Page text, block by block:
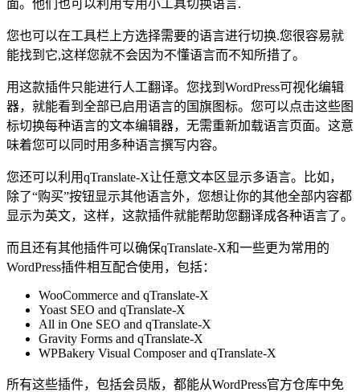
面。他们也可以利用专用小工具切换语言.
您也可以在工具栏上方选择需要的语言进行切换.您很容易就
能找到它,这样您就不会因为不懂语言而不知所措了。
用这款插件只能进行人工翻译。您找到WordPress可视化编辑
器，就能看到全部已启用语言的国旗图标。您可以点击这些图
标切换每种语言的文本编辑器，无需重新加载语言页面。这意
味着您可以同时用多种语言撰写内容。
您还可以利用qTranslate-Х让任意文本区显示多语言。比如，
除了“购买”按钮显示其他语言外，您想让你的其他全部内容都
显示为英文，这样，这款插件就能帮助您翻译成各种语言了。
而且还有其他插件可以确保qTranslate-X和一些更为常用的
WordPress插件相互配合使用，包括：
WooCommerce and qTranslate-X
Yoast SEO and qTranslate-X
All in One SEO and qTranslate-X
Gravity Forms and qTranslate-X
WPBakery Visual Composer and qTranslate-X
所有这些插件，包括会员版，都能从WordPress官方仓库中免